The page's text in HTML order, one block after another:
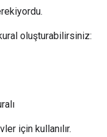
oluşturabilirsiniz:
için kullanılır.